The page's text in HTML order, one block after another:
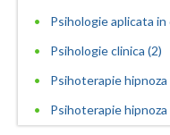
Consilierea si
Psihologie aplicata
Psihologie clinica (2)
Psihoterapie hipnoza
Psihoterapie hipnoza